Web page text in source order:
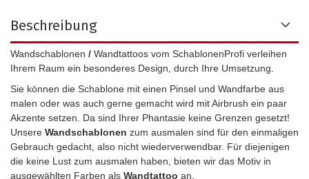
Beschreibung
Wandschablonen / Wandtattoos vom SchablonenProfi verleihen
Ihrem Raum ein besonderes Design, durch Ihre Umsetzung.
Sie können die Schablone mit einen Pinsel und Wandfarbe aus
malen oder was auch gerne gemacht wird mit Airbrush ein paar
Akzente setzen. Da sind Ihrer Phantasie keine Grenzen gesetzt!
Unsere Wandschablonen zum ausmalen sind für den einmaligen
Gebrauch gedacht, also nicht wiederverwendbar. Für diejenigen
die keine Lust zum ausmalen haben, bieten wir das Motiv in
ausgewählten Farben als Wandtattoo an.